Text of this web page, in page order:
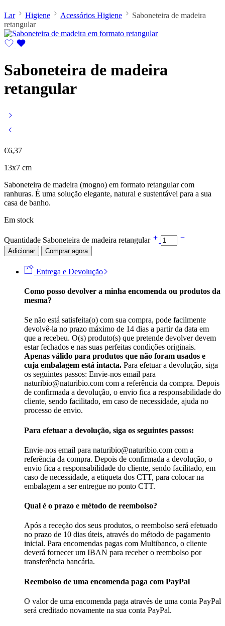
Lar Higiene Acessórios Higiene
Saboneteira de madeira
retangular
Saboneteira de madeira
retangular
€6,37
13x7 cm
Saboneteira de madeira (mogno) em formato retangular com
ranhuras. É uma solução elegante, natural e sustentável para a sua
casa de banho.
Em stock
Quantidade Saboneteira de madeira retangular
Adicionar Comprar agora
Entrega e Devolução
Como posso devolver a minha encomenda ou produtos da
mesma?
Se não está satisfeita(o) com sua compra, pode facilmente
devolvê-la no prazo máximo de 14 dias a partir da data em
que a recebeu. O(s) produto(s) que pretende devolver devem
estar fechados e nas suas perfeitas condições originais.
Apenas válido para produtos que não foram usados e
cuja embalagem está intacta. Para efetuar a devolução, siga
os seguintes passos: Envie-nos email para
naturibio@naturibio.com com a referência da compra. Depois
de confirmada a devolução, o envio fica a responsabilidade do
cliente, sendo facilitado, em caso de necessidade, ajuda no
processo de envio.
Para efetuar a devolução, siga os seguintes passos:
Envie-nos email para naturibio@naturibio.com com a
referência da compra. Depois de confirmada a devolução, o
envio fica a responsabilidade do cliente, sendo facilitado, em
caso de necessidade, a etiqueta dos CTT, para colocar na
embalagem a ser entregue no ponto CTT.
Qual é o prazo e método de reembolso?
Após a receção dos seus produtos, o reembolso será efetuado
no prazo de 10 dias úteis, através do método de pagamento
inicial. Para encomendas pagas com Multibanco, o cliente
deverá fornecer um IBAN para receber o reembolso por
transferência bancária.
Reembolso de uma encomenda paga com PayPal
O valor de uma encomenda paga através de uma conta PayPal
será creditado novamente na sua conta PayPal.